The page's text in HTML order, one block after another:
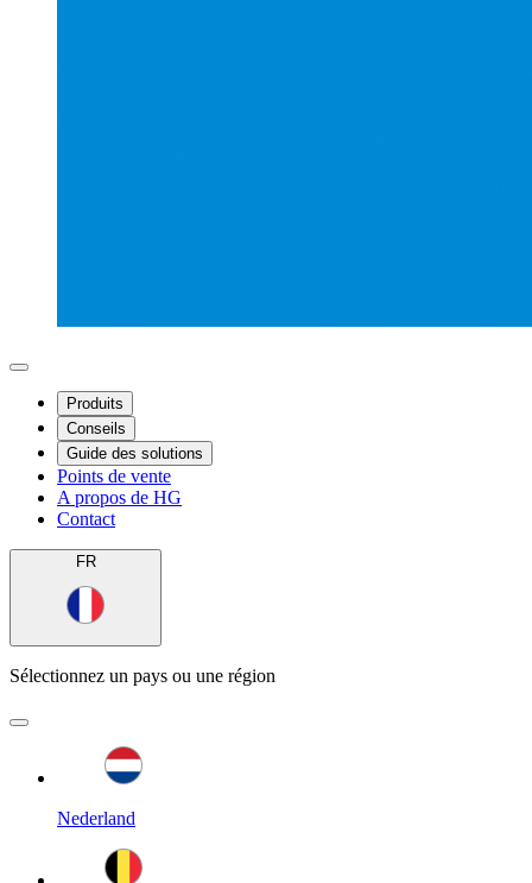
Produits
Conseils
Guide des solutions
Points de vente
A propos de HG
Contact
FR
Sélectionnez un pays ou une région
Nederland